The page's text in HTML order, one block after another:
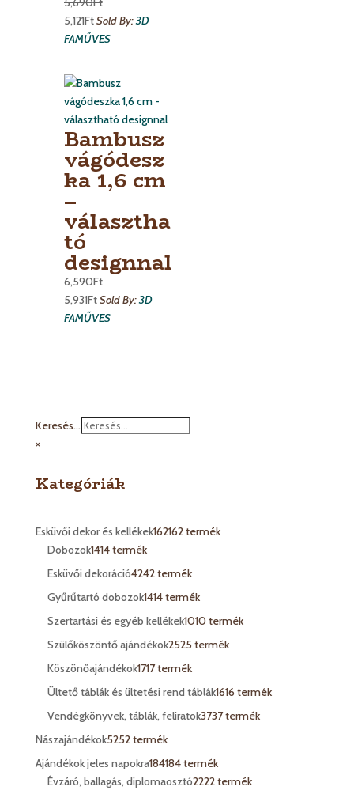
5,121FtSold By:3D
FAMŰVES
Bambusz
vágódesz
ka 1,6 cm
–
választha
tó
designnal
6,590Ft
5,931FtSold By:3D
FAMŰVES
Keresés...
×
Kategóriák
Esküvői dekor és kellékek162162 termék
Dobozok1414 termék
Esküvői dekoráció4242 termék
Gyűrűtartó dobozok1414 termék
Szertartási és egyéb kellékek1010 termék
Szülőköszöntő ajándékok2525 termék
Köszönőajándékok1717 termék
Ültető táblák és ültetési rend táblák1616 termék
Vendégkönyvek, táblák, feliratok3737 termék
Nászajándékok5252 termék
Ajándékok jeles napokra184184 termék
Évzáró, ballagás, diplomaosztó2222 termék